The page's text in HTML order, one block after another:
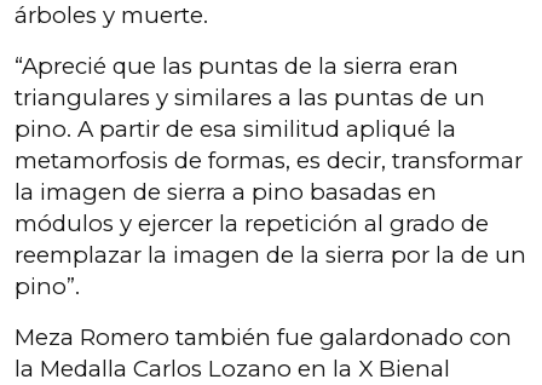
árboles y muerte.
“Aprecié que las puntas de la sierra eran
triangulares y similares a las puntas de un
pino. A partir de esa similitud apliqué la
metamorfosis de formas, es decir, transformar
la imagen de sierra a pino basadas en
módulos y ejercer la repetición al grado de
reemplazar la imagen de la sierra por la de un
pino”.
Meza Romero también fue galardonado con
la Medalla Carlos Lozano en la X Bienal